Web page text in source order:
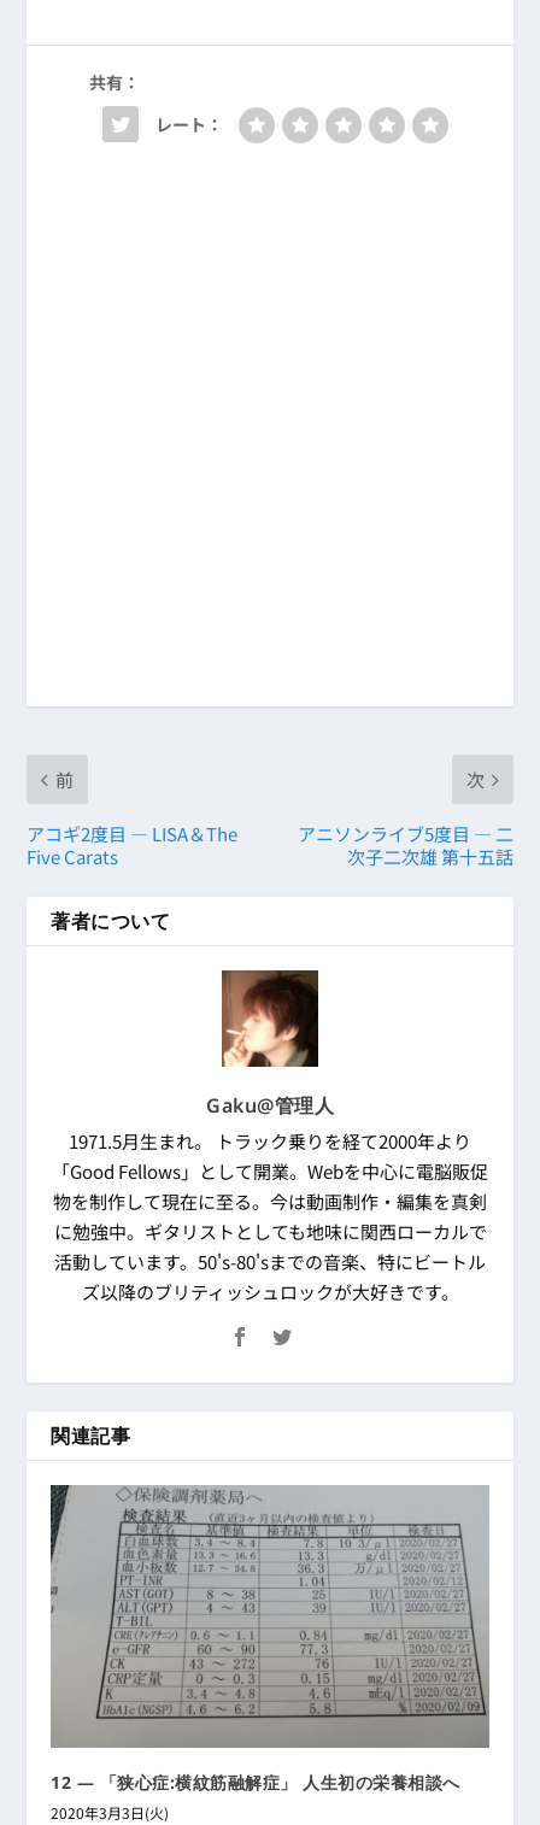
共有：
レート：
前
アコギ2度目 ― LISA＆The
Five Carats
次
アニソンライブ5度目 ― 二
次子二次雄 第十五話
著者について
Gaku@管理人
1971.5月生まれ。 トラック乗りを経て2000年より
「Good Fellows」として開業。Webを中心に電脳販促
物を制作して現在に至る。今は動画制作・編集を真剣
に勉強中。ギタリストとしても地味に関西ローカルで
活動しています。50's-80'sまでの音楽、特にビートル
ズ以降のブリティッシュロックが大好きです。
関連記事
12 ― 「狭心症:横紋筋融解症」 人生初の栄養相談へ
2020年3月3日(火)